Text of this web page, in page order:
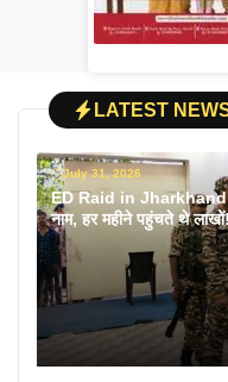
LATEST
July 31, 2026
ED Raid in Jharkhand:
नाम, हर महीने पहुंचते थे